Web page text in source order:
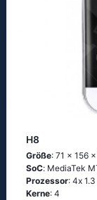
H8
Größe: 71 x 156
SoC: МеdiаТеk
Prozessor: 4х
Kerne: 4